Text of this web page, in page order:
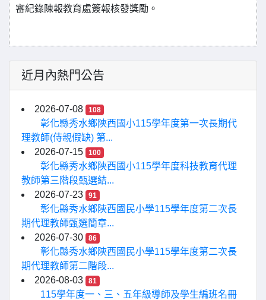
審紀錄陳報教育處簽報核發獎勵。
近月內熱門公告
2026-07-08 108
彰化縣秀水鄉陝西國小115學年度第一次長期代
理教師(侍親假缺) 第...
2026-07-15
100
彰化縣秀水鄉陝西國小115學年度科技教育代理
教師第三階段甄選結...
2026-07-23
91
彰化縣秀水鄉陝西國民小學115學年度第二次長
期代理教師甄選簡章...
2026-07-30
86
彰化縣秀水鄉陝西國民小學115學年度第二次長
期代理教師第二階段...
2026-08-03
81
115學年度一、三、五年級導師及學生編班名冊